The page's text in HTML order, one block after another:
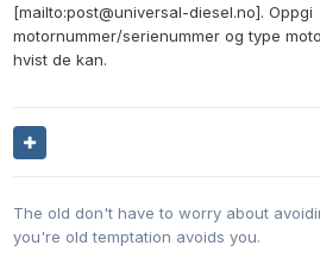
[mailto:post@universal-diesel.no]. Oppgi
motornummer/serienummer og type
hvist de kan.
The old don't have to worry about
you're old temptation avoids you.